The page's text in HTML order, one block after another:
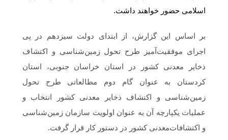
اسلامی حضور خواهند داشت.
بر اساس این گزارش، از ابتدای دولت سیزدهم در پی
اجرای موفقیت‌آمیز طرح تحول زمین‌شناسی و اکتشاف
ذخایر معدنی کشور در استان خراسان جنوبی، استان
کردستان به عنوان گام دوم مطالعاتی طرح تحول
زمین‌شناسی و اکتشاف ذخایر معدنی کشور انتخاب و
عملیات یکپارچه آن به عنوان اولویت سازمان زمین‌شناسی
و اکتشافات‌معدنی کشور در دستور کار قرار گرفت.